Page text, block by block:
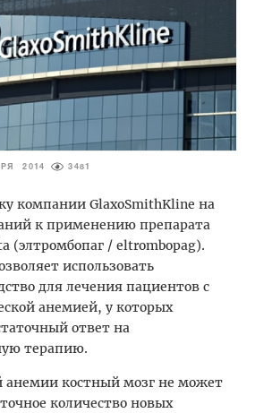
2014 3481
компании GlaxoSmithKline на
к применению препарата
(элтромбопаг / eltrombopag).
использовать
для лечения пациентов с
анемией, у которых
ответ на
терапию.
анемии костный мозг не может
количество новых